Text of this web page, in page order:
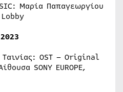
Μαρία Παπαγεωργίου
2023
OST – Original
SONY EUROPE,